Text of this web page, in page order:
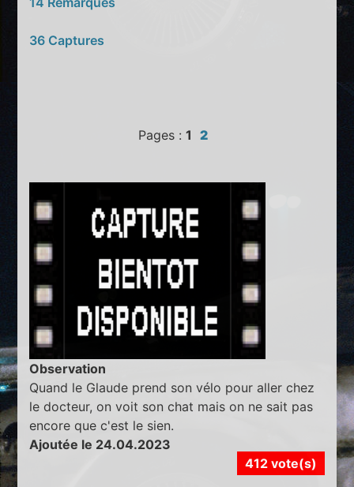
36 Captures
Pages : 1 2
Observation
Quand le Glaude prend son vélo pour aller chez
le docteur, on voit son chat mais on ne sait pas
encore que c'est le sien.
Ajoutée le 24.04.2023
412 vote(s)